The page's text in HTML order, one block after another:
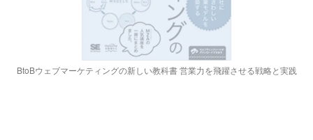
BtoBウェブマーケティングの新しい教科書 営業力を飛躍させる戦略と実践